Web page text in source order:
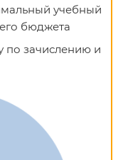
учебный
бюджета
по зачислению и